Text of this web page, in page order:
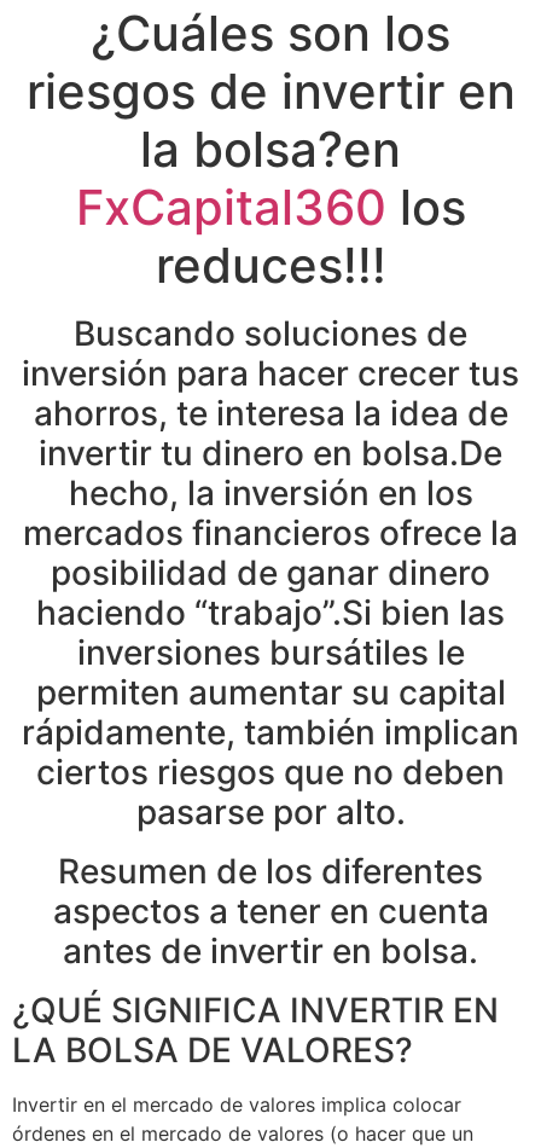
Compartir
¿Cuáles son los
riesgos de invertir en
la bolsa?en
FxCapital360 los
reduces!!!
Buscando soluciones de
inversión para hacer crecer tus
ahorros, te interesa la idea de
invertir tu dinero en bolsa.De
hecho, la inversión en los
mercados financieros ofrece la
posibilidad de ganar dinero
haciendo “trabajo”.Si bien las
inversiones bursátiles le
permiten aumentar su capital
rápidamente, también implican
ciertos riesgos que no deben
pasarse por alto.
Resumen de los diferentes
aspectos a tener en cuenta
antes de invertir en bolsa.
¿QUÉ SIGNIFICA INVERTIR EN
LA BOLSA DE VALORES?
Invertir en el mercado de valores implica colocar
órdenes en el mercado de valores (o hacer que un